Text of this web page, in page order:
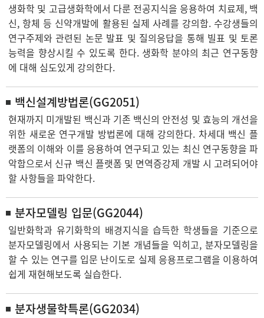
생화학 및 고급생화학에서 다룬 전공지식을 응용하여 치료제, 백
신, 항체 등 신약개발에 활용된 실제 사례를 강의함. 수강생들의
연구주제와 관련된 논문 발표 및 질의응답을 통해 빌표 및 토론
능력을 향상시킬 수 있도록 한다. 생화학 분야의 최근 연구동향
에 대해 심도있게 강의한다.
백신설계방법론(GG2051)
현재까지 미개발된 백신과 기존 백신의 안전성 및 효능의 개선을
위한 새로운 연구개발 방법론에 대해 강의한다. 차세대 백신 플
랫폼의 이해와 이를 응용하여 연구되고 있는 최신 연구동향을 파
악함으로서 신규 백신 플랫폼 및 면역증강제 개발 시 고려되어야
할 사항들을 파악한다.
분자모델링 입문(GG2044)
일반화학과 유기화학의 배경지식을 습득한 학생들을 기준으로
분자모델링에서 사용되는 기본 개념들을 익히고, 분자모델링을
할 수 있는 연구를 입문 난이도로 실제 응용프로그램을 이용하여
쉽게 재현해보도록 실습한다.
분자생물학특론(GG2034)